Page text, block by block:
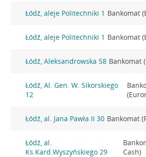
Łódź, aleje Politechniki 1 Bankomat
Łódź, aleje Politechniki 1 Bankomat
Łódź, Aleksandrowska 58 Bankomat
Łódź, Al. Gen. W. Sikorskiego
12
Łódź, al. Jana Pawła II 30 Bankomat
Łódź, al.
Ks.Kard.Wyszyńskiego 29
Cash)